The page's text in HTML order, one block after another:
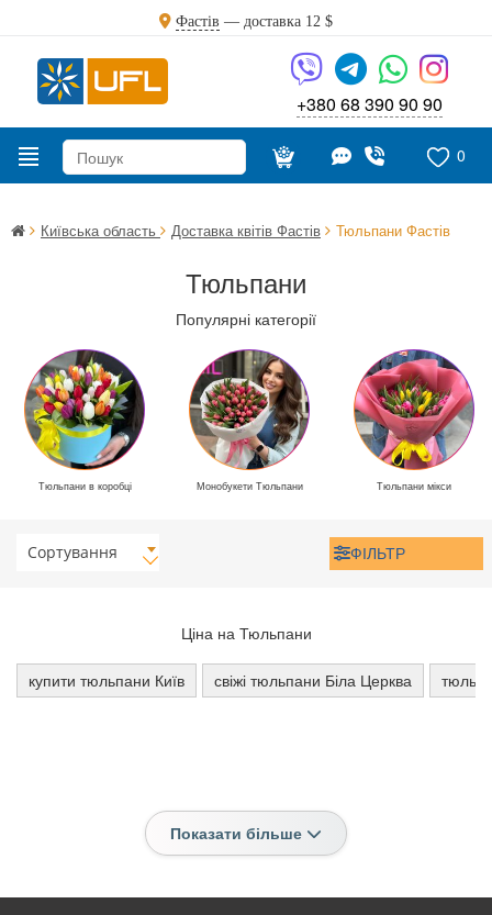
Фастів — доставка 12 $
+380 68 390 90 90
0
Київська область Доставка квітів Фастів Тюльпани Фастів
Тюльпани
Популярні категорії
Тюльпани в коробці Монобукети Тюльпани Тюльпани мікси
Сортування ФІЛЬТР
Ціна на Тюльпани
купити тюльпани Київ свіжі тюльпани Біла Церква
Показати більше